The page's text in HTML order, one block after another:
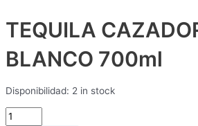
TEQUILA
BLANCO 700ml
Disponibilidad: 2 in stock